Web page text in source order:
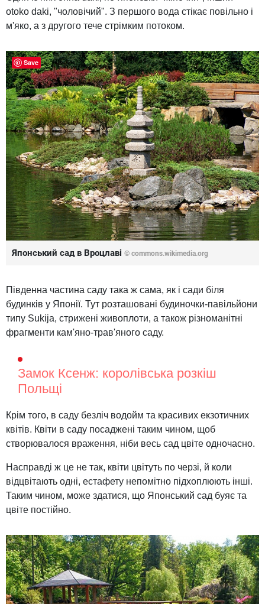
otoko daki, "чоловічий". З першого вода стікає повільно і
м'яко, а з другого тече стрімким потоком.
Японський сад в Вроцлаві © commons.wikimedia.org
Південна частина саду така ж сама, як і сади біля
будинків у Японії. Тут розташовані будиночки-павільйони
типу Sukija, стрижені живоплоти, а також різноманітні
фрагменти кам'яно-трав'яного саду.
Замок Ксенж: королівська розкіш
Польщі
Крім того, в саду безліч водойм та красивих екзотичних
квітів. Квіти в саду посаджені таким чином, щоб
створювалося враження, ніби весь сад цвіте одночасно.
Насправді ж це не так, квіти цвітуть по черзі, й коли
відцвітають одні, естафету непомітно підхоплюють інші.
Таким чином, може здатися, що Японський сад буяє та
цвіте постійно.
Save